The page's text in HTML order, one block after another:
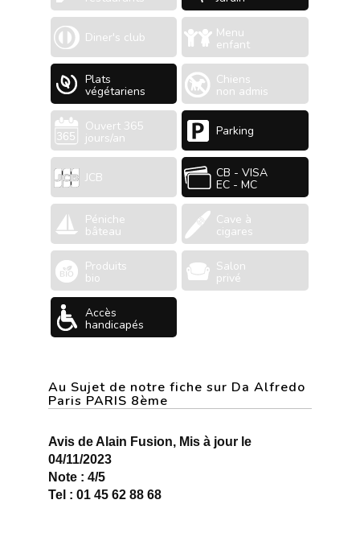
Diner's club Menu
enfant
Plats
végétariens
Chiens
non admis
Ouvert 365
jours/an Parking
JCB CB - VISA
EC - MC
Péniche
bâteau
Cave à
cigares
Produits
bio
Salon
privé
Accès
handicapés
Au Sujet de notre fiche sur Da Alfredo
Paris PARIS 8ème
Avis de Alain Fusion, Mis à jour le
04/11/2023
Note : 4/5
Tel : 01 45 62 88 68